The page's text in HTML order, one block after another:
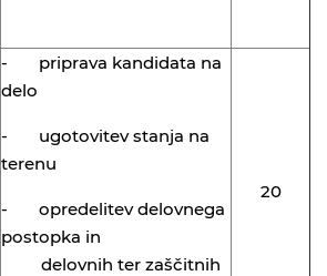
- priprava kandidata na
delo
- ugotovitev stanja na
terenu
- opredelitev delovnega
postopka in
delovnih ter zaščitnih
20